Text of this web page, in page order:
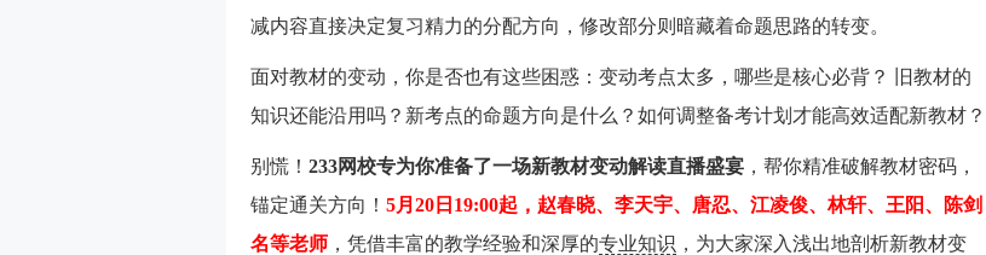
减内容直接决定复习精力的分配方向，修改部分则暗藏着命题思路的转变。
面对教材的变动，你是否也有这些困惑：变动考点太多，哪些是核心必背？ 旧教材的
知识还能沿用吗？新考点的命题方向是什么？如何调整备考计划才能高效适配新教材？
别慌！ 233网校专为你准备了一场新教材变动解读直播盛宴 ，帮你精准破解教材密码，
锚定通关方向！ 5月20日19:00起，赵春晓、李天宇、唐忍、江凌俊、林轩、王阳、陈剑
名等老师 ，凭借丰富的教学经验和深厚的专业知识 ，为大家深入浅出地剖析新教材变